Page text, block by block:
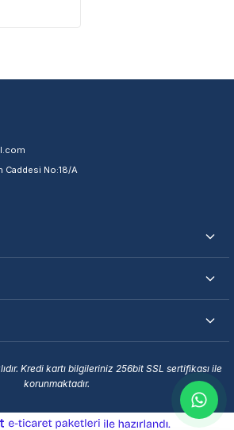
Caddesi No:18/A
Kredi kartı bilgileriniz 256bit SSL sertifikası ile
korunmaktadır.
ideasoft e-